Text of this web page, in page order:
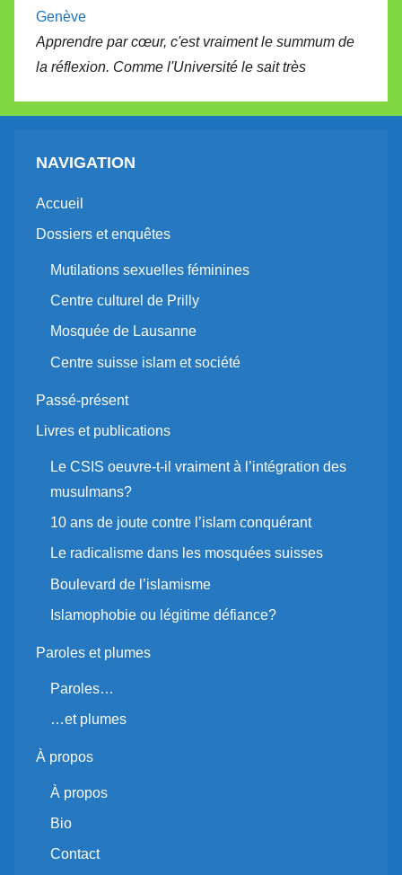
Genève
Apprendre par cœur, c'est vraiment le summum de
la réflexion. Comme l'Université le sait très
NAVIGATION
Accueil
Dossiers et enquêtes
Mutilations sexuelles féminines
Centre culturel de Prilly
Mosquée de Lausanne
Centre suisse islam et société
Passé-présent
Livres et publications
Le CSIS oeuvre-t-il vraiment à l’intégration des
musulmans?
10 ans de joute contre l’islam conquérant
Le radicalisme dans les mosquées suisses
Boulevard de l’islamisme
Islamophobie ou légitime défiance?
Paroles et plumes
Paroles…
…et plumes
À propos
À propos
Bio
Contact